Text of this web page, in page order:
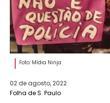
Foto: Mídia Ninja
02 de agosto, 2022
Folha de S. Paulo